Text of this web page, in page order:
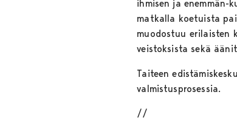
ihmisen ja enemmän-
matkalla koetuista
muodostuu erilaisten
veistoksista sekä
Taiteen
valmistusprosessia.
//